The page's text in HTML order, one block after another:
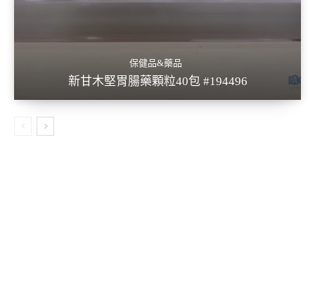
保健品&藥品
新甘木堅胃腸藥顆粒40包 #194496